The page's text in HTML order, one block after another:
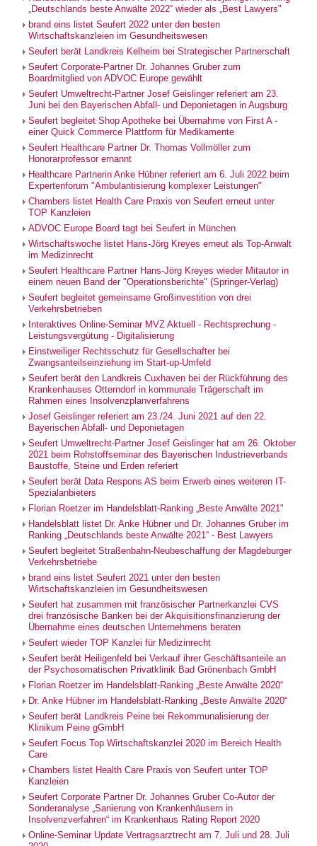
„Deutschlands beste Anwälte 2022“ wieder als „Best Lawyers"
brand eins listet Seufert 2022 unter den besten
Wirtschaftskanzleien im Gesundheitswesen
Seufert berät Landkreis Kelheim bei Strategischer Partnerschaft
Seufert Corporate-Partner Dr. Johannes Gruber zum
Boardmitglied von ADVOC Europe gewählt
Seufert Umweltrecht-Partner Josef Geislinger referiert am 23.
Juni bei den Bayerischen Abfall- und Deponietagen in Augsburg
Seufert begleitet Shop Apotheke bei Übernahme von First A -
einer Quick Commerce Plattform für Medikamente
Seufert Healthcare Partner Dr. Thomas Vollmöller zum
Honorarprofessor ernannt
Healthcare Partnerin Anke Hübner referiert am 6. Juli 2022 beim
Expertenforum "Ambulantisierung komplexer Leistungen"
Chambers listet Health Care Praxis von Seufert erneut unter
TOP Kanzleien
ADVOC Europe Board tagt bei Seufert in München
Wirtschaftswoche listet Hans-Jörg Kreyes erneut als Top-Anwalt
im Medizinrecht
Seufert Healthcare Partner Hans-Jörg Kreyes wieder Mitautor in
einem neuen Band der "Operationsberichte" (Springer-Verlag)
Seufert begleitet gemeinsame Großinvestition von drei
Verkehrsbetrieben
Interaktives Online-Seminar MVZ Aktuell - Rechtsprechung -
Leistungsvergütung - Digitalisierung
Einstweiliger Rechtsschutz für Gesellschafter bei
Zwangsanteilseinziehung im Start-up-Umfeld
Seufert berät den Landkreis Cuxhaven bei der Rückführung des
Krankenhauses Otterndorf in kommunale Trägerschaft im
Rahmen eines Insolvenzplanverfahrens
Josef Geislinger referiert am 23./24. Juni 2021 auf den 22.
Bayerischen Abfall- und Deponietagen
Seufert Umweltrecht-Partner Josef Geislinger hat am 26. Oktober
2021 beim Rohstoffseminar des Bayerischen Industrieverbands
Baustoffe, Steine und Erden referiert
Seufert berät Data Respons AS beim Erwerb eines weiteren IT-
Spezialanbieters
Florian Roetzer im Handelsblatt-Ranking „Beste Anwälte 2021"
Handelsblatt listet Dr. Anke Hübner und Dr. Johannes Gruber im
Ranking „Deutschlands beste Anwälte 2021“ - Best Lawyers
Seufert begleitet Straßenbahn-Neubeschaffung der Magdeburger
Verkehrsbetriebe
brand eins listet Seufert 2021 unter den besten
Wirtschaftskanzleien im Gesundheitswesen
Seufert hat zusammen mit französischer Partnerkanzlei CVS
drei französische Banken bei der Akquisitionsfinanzierung der
Übernahme eines deutschen Unternehmens beraten
Seufert wieder TOP Kanzlei für Medizinrecht
Seufert berät Heiligenfeld bei Verkauf ihrer Geschäftsanteile an
der Psychosomatischen Privatklinik Bad Grönenbach GmbH
Florian Roetzer im Handelsblatt-Ranking „Beste Anwälte 2020“
Dr. Anke Hübner im Handelsblatt-Ranking „Beste Anwälte 2020“
Seufert berät Landkreis Peine bei Rekommunalisierung der
Klinikum Peine gGmbH
Seufert Focus Top Wirtschaftskanzlei 2020 im Bereich Health
Care
Chambers listet Health Care Praxis von Seufert unter TOP
Kanzleien
Seufert Corporate Partner Dr. Johannes Gruber Co-Autor der
Sonderanalyse „Sanierung von Krankenhäusern in
Insolvenzverfahren“ im Krankenhaus Rating Report 2020
Online-Seminar Update Vertragsarztrecht am 7. Juli und 28. Juli